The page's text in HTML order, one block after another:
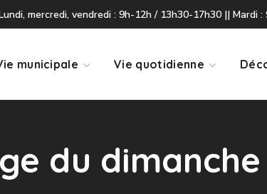
mercredi, vendredi : 9h-12h / 13h30-17h30 || Mardi
municipale Vie quotidienne
du